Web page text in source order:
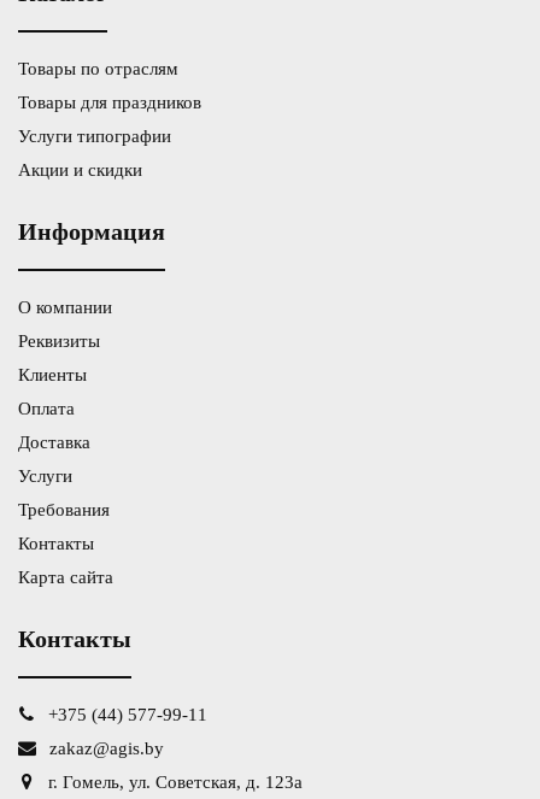
Товары по отраслям
Товары для праздников
Услуги типографии
Акции и скидки
Информация
О компании
Реквизиты
Клиенты
Оплата
Доставка
Услуги
Требования
Контакты
Карта сайта
Контакты
+375 (44) 577-99-11
zakaz@agis.by
г. Гомель, ул. Советская, д. 123а